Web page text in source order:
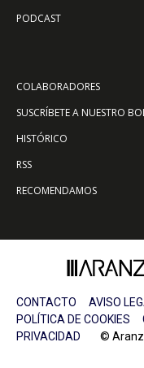
PODCAST
COLABORADORES
SUSCRÍBETE A NUESTRO
HISTÓRICO
RSS
RECOMENDAMOS
CONTACTO AVISO
POLÍTICA DE COOKIES
PRIVACIDAD ©